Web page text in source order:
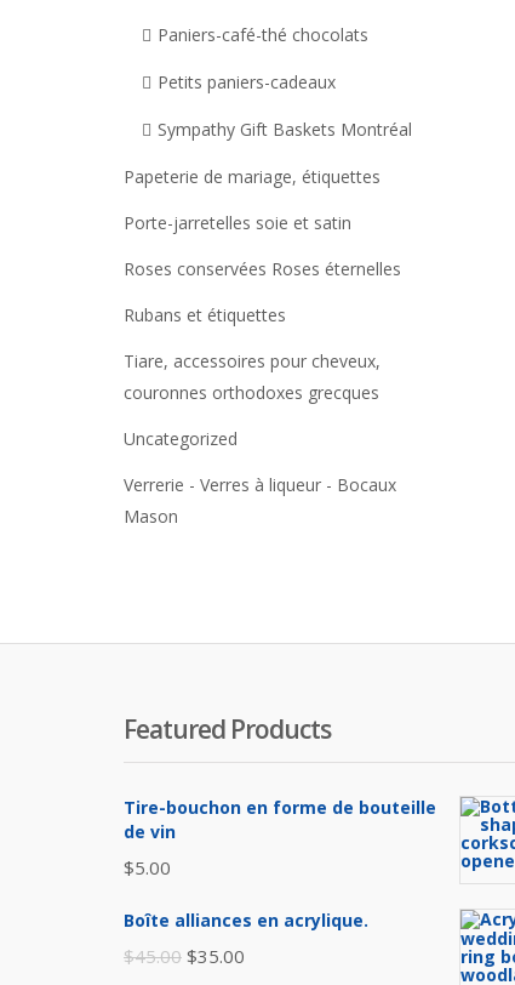
Paniers-café-thé chocolats
Petits paniers-cadeaux
Sympathy Gift Baskets Montréal
Papeterie de mariage, étiquettes
Porte-jarretelles soie et satin
Roses conservées Roses éternelles
Rubans et étiquettes
Tiare, accessoires pour cheveux,
couronnes orthodoxes grecques
Uncategorized
Verrerie - Verres à liqueur - Bocaux
Mason
Featured Products
Tire-bouchon en forme de bouteille
de vin
$5.00
Boîte alliances en acrylique.
$45.00 Le
$35.00